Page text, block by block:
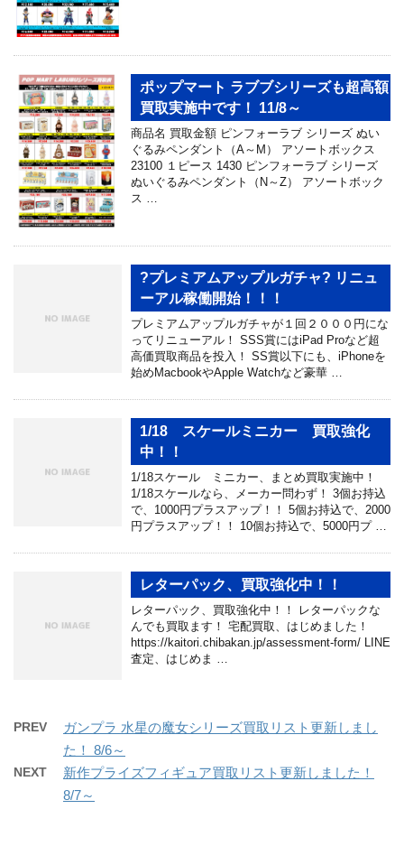
ポップマート ラブブシリーズも超高額
買取実施中です！ 11/8～
商品名 買取金額 ピンフォーラブ シリーズ ぬい
ぐるみペンダント（A～M） アソートボックス
23100 １ピース 1430 ピンフォーラブ シリーズ
ぬいぐるみペンダント（N～Z） アソートボック
ス …
?プレミアムアップルガチャ? リニュ
ーアル稼働開始！！！
プレミアムアップルガチャが１回２０００円にな
ってリニューアル！ SSS賞にはiPad Proなど超
高価買取商品を投入！ SS賞以下にも、iPhoneを
始めMacbookやApple Watchなど豪華 …
1/18 スケールミニカー 買取強化
中！！
1/18スケール ミニカー、まとめ買取実施中！
1/18スケールなら、メーカー問わず！ 3個お持込
で、1000円プラスアップ！！ 5個お持込で、2000
円プラスアップ！！ 10個お持込で、5000円プ …
レターパック、買取強化中！！
レターパック、買取強化中！！ レターパックな
んでも買取ます！ 宅配買取、はじめました！
https://kaitori.chibakan.jp/assessment-form/ LINE
査定、はじめま …
PREV
ガンプラ 水星の魔女シリーズ買取リスト更新しまし
た！ 8/6～
NEXT
新作プライズフィギュア買取リスト更新しました！
8/7～